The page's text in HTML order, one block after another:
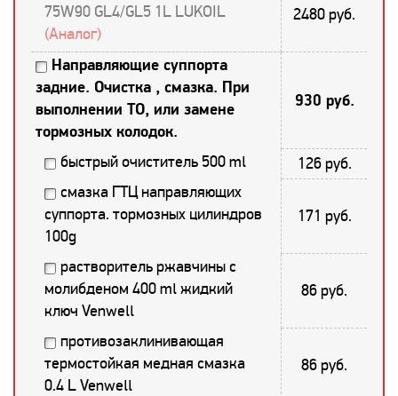
75W90 GL4/GL5 1L LUKOIL
(Аналог)
2480 руб.
Направляющие суппорта
задние. Очистка , смазка. При
выполнении ТО, или замене
тормозных колодок.
930 руб.
быстрый очиститель 500 ml
126 руб.
смазка ГТЦ направляющих
суппорта. тормозных цилиндров
100g
171 руб.
растворитель ржавчины с
молибденом 400 ml жидкий
ключ Venwell
86 руб.
противозаклинивающая
термостойкая медная смазка
0.4 L Venwell
86 руб.